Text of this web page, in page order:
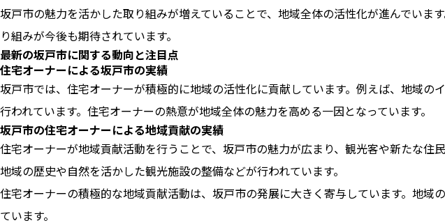
坂戸市の魅力を活かした取り組みが増えていることで、地域全体の活性化が進んでい
り組みが今後も期待されています。
最新の坂戸市に関する動向と注目点
住宅オーナーによる坂戸市の実績
坂戸市では、住宅オーナーが積極的に地域の活性化に貢献しています。例えば、地域
行われています。住宅オーナーの熱意が地域全体の魅力を高める一因となっています。
坂戸市の住宅オーナーによる地域貢献の実績
住宅オーナーが地域貢献活動を行うことで、坂戸市の魅力が広まり、観光客や新たな住
地域の歴史や自然を活かした観光施設の整備などが行われています。
住宅オーナーの積極的な地域貢献活動は、坂戸市の発展に大きく寄与しています。地
ています。